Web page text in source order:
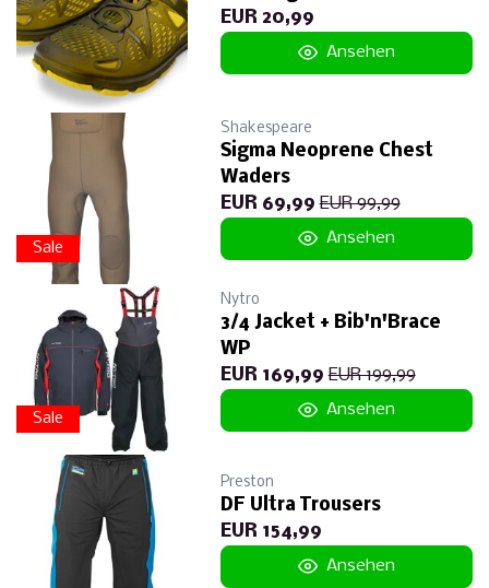
EUR 20,99
Ansehen
Sale
Shakespeare
Sigma Neoprene Chest
Waders
EUR 69,99 EUR 99,99
Ansehen
Sale
Nytro
3/4 Jacket + Bib'n'Brace
WP
EUR 169,99 EUR 199,99
Ansehen
Preston
DF Ultra Trousers
EUR 154,99
Ansehen